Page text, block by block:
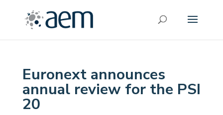
Euronext announces
annual review for the PSI
20